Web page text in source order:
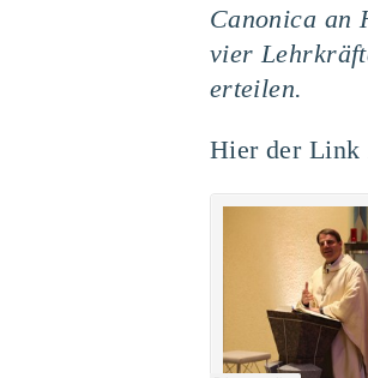
Canonica an
vier
erteilen.
Hier der Link